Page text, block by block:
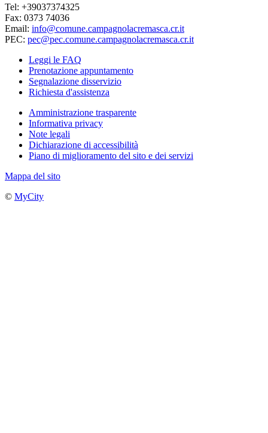
Tel: +39037374325
Fax: 0373 74036
Email: info@comune.campagnolacremasca.cr.it
PEC: pec@pec.comune.campagnolacremasca.cr.it
Leggi le FAQ
Prenotazione appuntamento
Segnalazione disservizio
Richiesta d'assistenza
Amministrazione trasparente
Informativa privacy
Note legali
Dichiarazione di accessibilità
Piano di miglioramento del sito e dei servizi
Mappa del sito
© MyCity